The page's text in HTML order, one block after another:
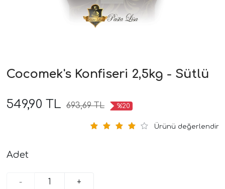
Cocomek's Konfiseri 2,5kg - Sütlü
549,90 TL 693,69 TL %20
Ürünü değerlendir
Adet
- +